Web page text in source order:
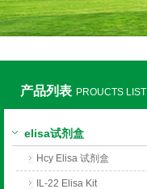
产品列表 PROUCTS LIST
elisa试剂盒
Hcy Elisa 试剂盒
IL-22 Elisa Kit